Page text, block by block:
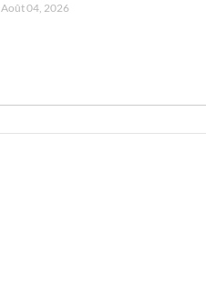
Août 04, 2026